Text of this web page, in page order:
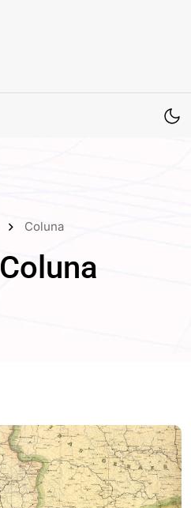
Coluna
Coluna